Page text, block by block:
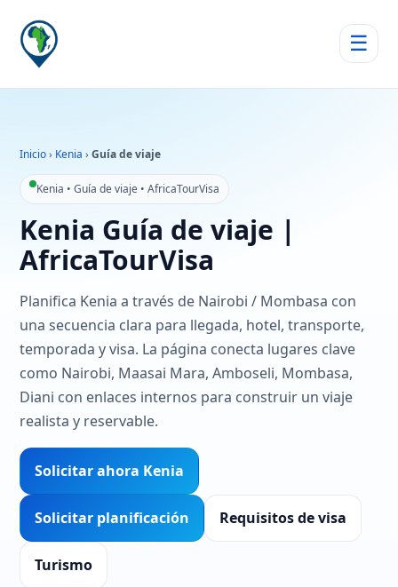
☰
Inicio› Kenia › Guía de viaje
Kenia • Guía de viaje • AfricaTourVisa
Kenia Guía de viaje |
AfricaTourVisa
Planifica Kenia a través de Nairobi / Mombasa con
una secuencia clara para llegada, hotel, transporte,
temporada y visa. La página conecta lugares clave
como Nairobi, Maasai Mara, Amboseli, Mombasa,
Diani con enlaces internos para construir un viaje
realista y reservable.
Solicitar ahora Kenia
Solicitar planificación Requisitos de visa
Turismo